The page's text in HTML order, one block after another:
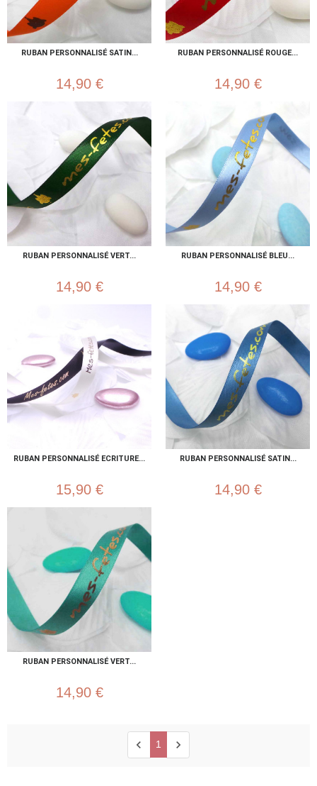
RUBAN PERSONNALISÉ SATIN...
14,90 €
RUBAN PERSONNALISÉ ROUGE...
14,90 €
RUBAN PERSONNALISÉ VERT...
14,90 €
RUBAN PERSONNALISÉ BLEU...
14,90 €
RUBAN PERSONNALISÉ ECRITURE...
15,90 €
RUBAN PERSONNALISÉ SATIN...
14,90 €
RUBAN PERSONNALISÉ VERT...
14,90 €
chevron_left 1 chevron_right